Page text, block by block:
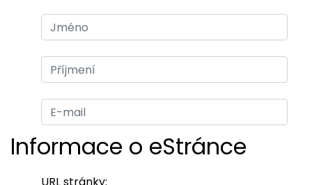
Informace o eStránce